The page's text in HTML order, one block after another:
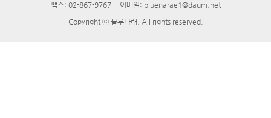
팩스: 02-867-9767
이메일: bluenarae1@daum.net
Copyright ⓒ블루나래 . All rights reserved.